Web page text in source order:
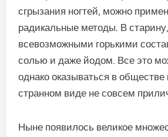
сгрызания ногтей, можно
радикальные методы. В
всевозможными горькими
солью и даже йодом. Все это
однако оказываться в обществе
странном виде не совсем
Ныне появилось великое